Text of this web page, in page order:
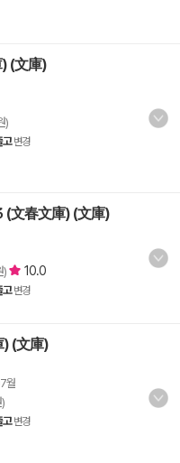
(文庫)
)
고 변경
(文春文庫) (文庫)
) 10.0
고 변경
) (文庫)
월
고 변경